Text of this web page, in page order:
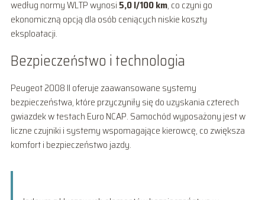
według normy WLTP wynosi 5,0 l/100 km, co czyni go
ekonomiczną opcją dla osób ceniących niskie koszty
eksploatacji.
Bezpieczeństwo i technologia
Peugeot 2008 II oferuje zaawansowane systemy
bezpieczeństwa, które przyczyniły się do uzyskania czterech
gwiazdek w testach Euro NCAP. Samochód wyposażony jest w
liczne czujniki i systemy wspomagające kierowcę, co zwiększa
komfort i bezpieczeństwo jazdy.